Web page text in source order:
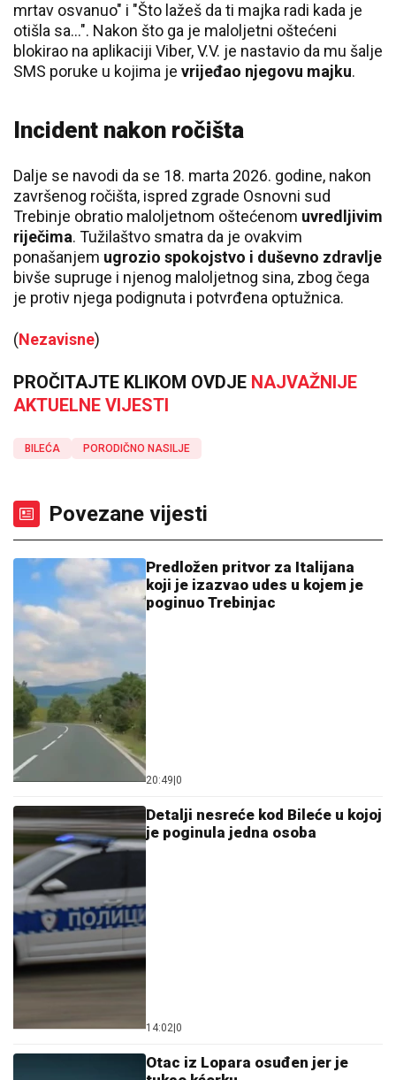
mrtav osvanuo" i "Što lažeš da ti majka radi kada je
otišla sa...". Nakon što ga je maloljetni oštećeni
blokirao na aplikaciji Viber, V.V. je nastavio da mu šalje
SMS poruke u kojima je vrijeđao njegovu majku.
Incident nakon ročišta
Dalje se navodi da se 18. marta 2026. godine, nakon
završenog ročišta, ispred zgrade Osnovni sud
Trebinje obratio maloljetnom oštećenom uvredljivim
riječima. Tužilaštvo smatra da je ovakvim
ponašanjem ugrozio spokojstvo i duševno zdravlje
bivše supruge i njenog maloljetnog sina, zbog čega
je protiv njega podignuta i potvrđena optužnica.
(Nezavisne)
PROČITAJTE KLIKOM OVDJE NAJVAŽNIJE
AKTUELNE VIJESTI
BILEĆA PORODIČNO NASILJE
Povezane vijesti
Predložen pritvor za Italijana
koji je izazvao udes u kojem je
poginuo Trebinjac
20:49 0
Detalji nesreće kod Bileće u kojoj
je poginula jedna osoba
14:02 0
Otac iz Lopara osuđen jer je